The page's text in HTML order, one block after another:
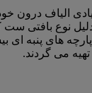
الیاف درون
نوع بافتی
پارچه های پنبه
می گردند.